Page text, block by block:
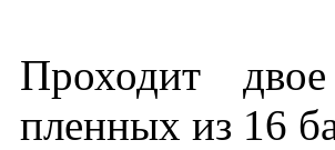
Проходит
пленных из 16